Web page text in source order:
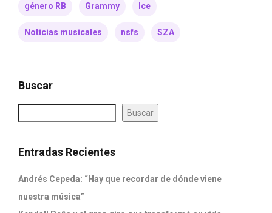
género RB Grammy Ice
Noticias musicales nsfs SZA
Buscar
Buscar
Entradas Recientes
Andrés Cepeda: “Hay que recordar de dónde viene
nuestra música”